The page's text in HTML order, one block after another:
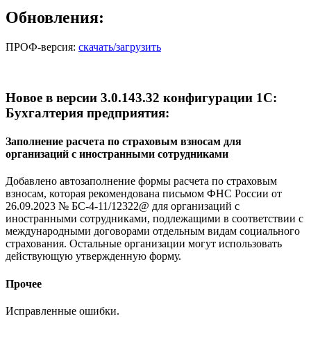
Обновления:
ПРОФ-версия: скачать/загрузить
Новое в версии 3.0.143.32 конфигурации 1С:
Бухгалтерия предприятия:
Заполнение расчета по страховым взносам для
организаций с иностранными сотрудниками
Добавлено автозаполнение формы расчета по страховым
взносам, которая рекомендована письмом ФНС России от
26.09.2023 № БС-4-11/12322@ для организаций с
иностранными сотрудниками, подлежащими в соответствии с
международными договорами отдельным видам социального
страхования. Остальные организации могут использовать
действующую утвержденную форму.
Прочее
Исправленные ошибки.